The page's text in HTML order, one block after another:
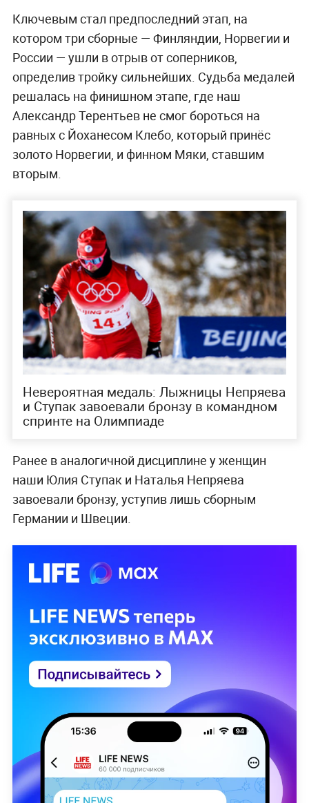
Ключевым стал предпоследний этап, на
котором три сборные — Финляндии, Норвегии и
России — ушли в отрыв от соперников,
определив тройку сильнейших. Судьба медалей
решалась на финишном этапе, где наш
Александр Терентьев не смог бороться на
равных с Йоханесом Клебо, который принёс
золото Норвегии, и финном Мяки, ставшим
вторым.
Невероятная медаль: Лыжницы Непряева
и Ступак завоевали бронзу в командном
спринте на Олимпиаде
Ранее в аналогичной дисциплине у женщин
наши Юлия Ступак и Наталья Непряева
завоевали бронзу, уступив лишь сборным
Германии и Швеции.